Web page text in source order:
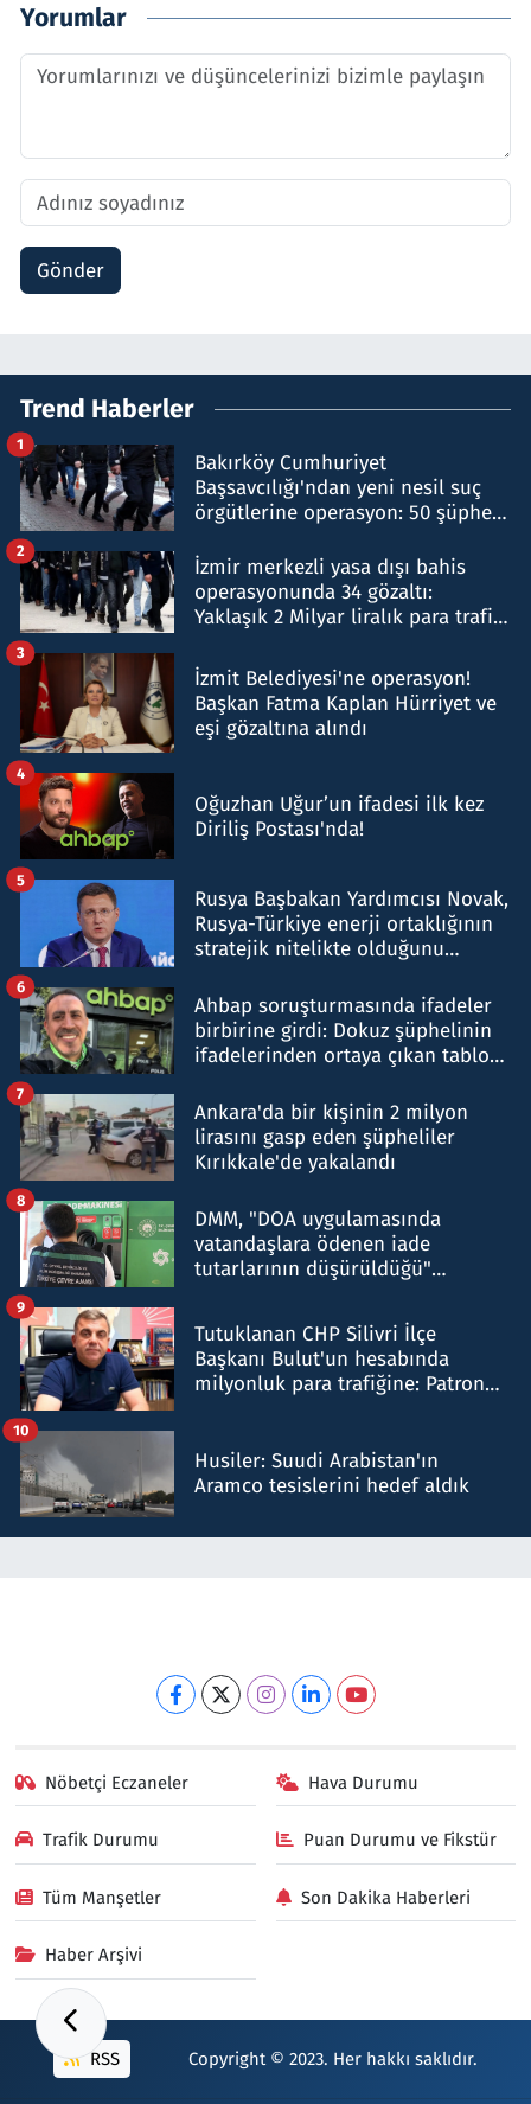
Yorumlar
Gönder
Trend Haberler
Bakırköy Cumhuriyet
Başsavcılığı'ndan yeni nesil suç
örgütlerine operasyon: 50 şüpheli
1
İzmir merkezli yasa dışı bahis
operasyonunda 34 gözaltı:
Yaklaşık 2 Milyar liralık para trafiği
2
İzmit Belediyesi'ne operasyon!
Başkan Fatma Kaplan Hürriyet ve
eşi gözaltına alındı
3
Oğuzhan Uğur’un ifadesi ilk kez
Diriliş Postası'nda!
4
Rusya Başbakan Yardımcısı Novak,
Rusya-Türkiye enerji ortaklığının
stratejik nitelikte olduğunu
5
Ahbap soruşturmasında ifadeler
birbirine girdi: Dokuz şüphelinin
ifadelerinden ortaya çıkan tablo
6
Ankara'da bir kişinin 2 milyon
lirasını gasp eden şüpheliler
Kırıkkale'de yakalandı
7
DMM, "DOA uygulamasında
vatandaşlara ödenen iade
tutarlarının düşürüldüğü"
8
Tutuklanan CHP Silivri İlçe
Başkanı Bulut'un hesabında
milyonluk para trafiğine: Patron
9
Husiler: Suudi Arabistan'ın
Aramco tesislerini hedef aldık
10
Nöbetçi Eczaneler Hava Durumu
Trafik Durumu Puan Durumu ve Fikstür
Tüm Manşetler Son Dakika Haberleri
Haber Arşivi
RSS Copyright © 2023. Her hakkı saklıdır.